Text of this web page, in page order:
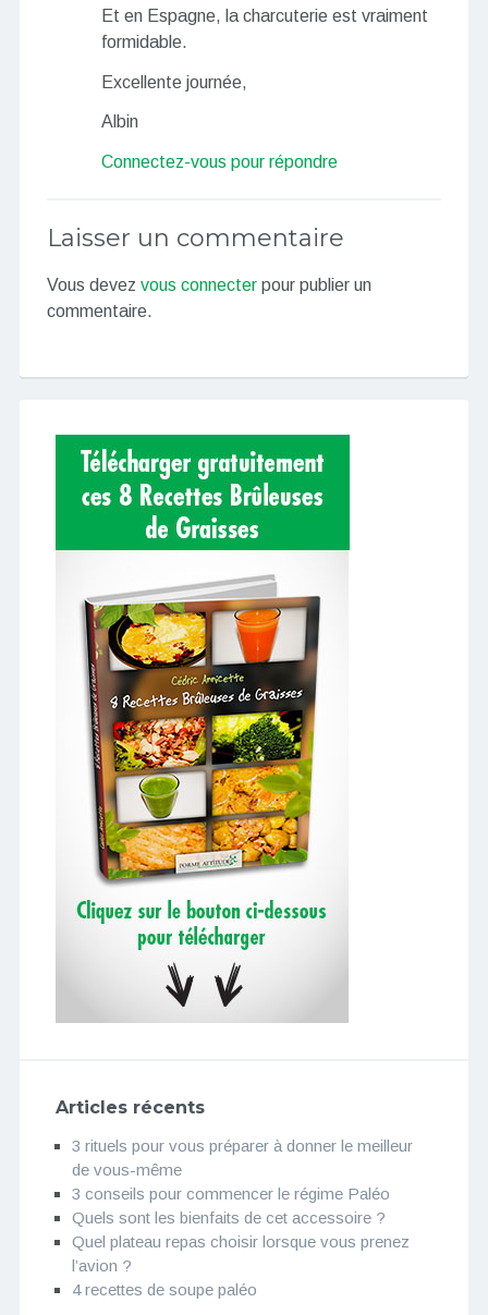
Et en Espagne, la charcuterie est vraiment
formidable.
Excellente journée,
Albin
Connectez-vous pour répondre
Laisser un commentaire
Vous devez vous connecterpour publier un
commentaire.
Articles récents
3 rituels pour vous préparer à donner le meilleur
de vous-même
3 conseils pour commencer le régime Paléo
Quels sont les bienfaits de cet accessoire ?
Quel plateau repas choisir lorsque vous prenez
l’avion ?
4 recettes de soupe paléo